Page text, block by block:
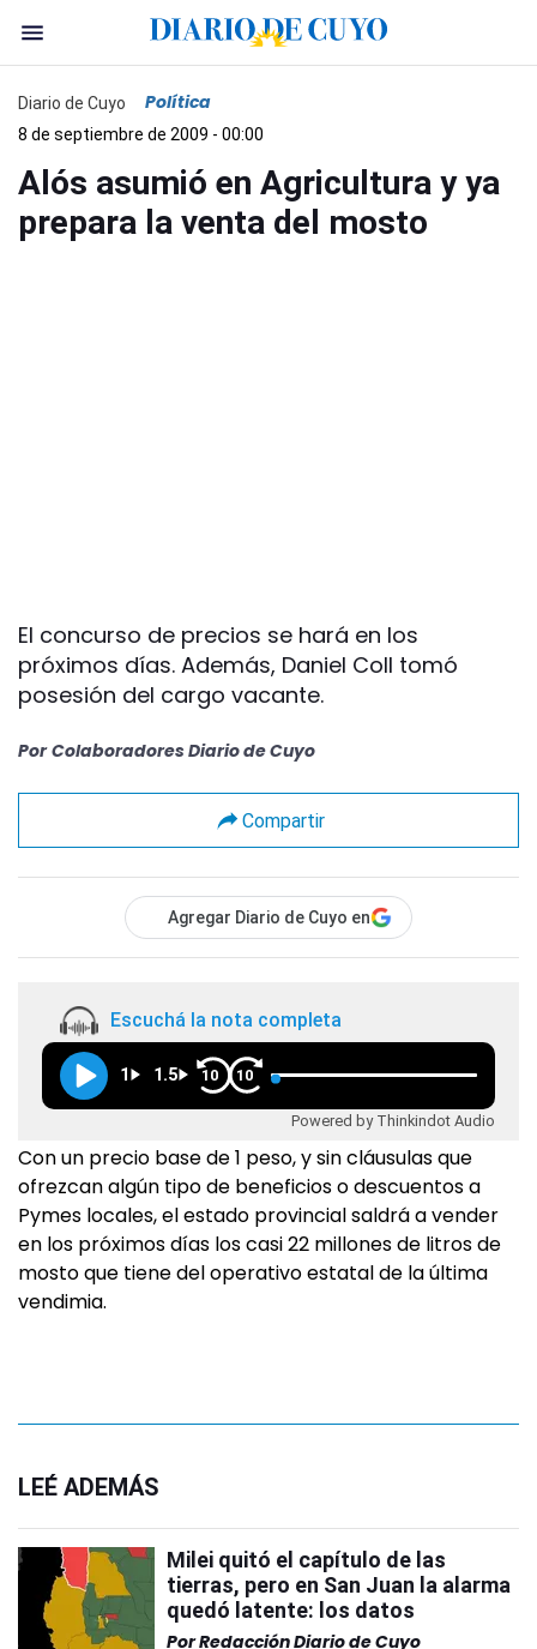
Diario de Cuyo Política
8 de septiembre de 2009 - 00:00
Alós asumió en Agricultura y ya
prepara la venta del mosto
El concurso de precios se hará en los
próximos días. Además, Daniel Coll tomó
posesión del cargo vacante.
Por Colaboradores Diario de Cuyo
Compartir
Agregar Diario de Cuyo en
Escuchá la nota completa
1 1.5 10 10
Powered by Thinkindot Audio
Con un precio base de 1 peso, y sin cláusulas que
ofrezcan algún tipo de beneficios o descuentos a
Pymes locales, el estado provincial saldrá a vender
en los próximos días los casi 22 millones de litros de
mosto que tiene del operativo estatal de la última
vendimia.
LEÉ ADEMÁS
Milei quitó el capítulo de las
tierras, pero en San Juan la alarma
quedó latente: los datos
PorRedacción Diario de Cuyo